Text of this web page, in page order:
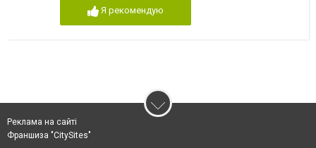
Я рекомендую
Реклама на сайті
Франшиза "CitySites"